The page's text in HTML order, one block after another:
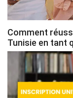
Comment
Tunisie en tant